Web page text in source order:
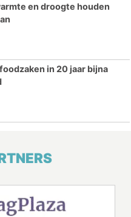
en droogte houden
in 20 jaar bijna